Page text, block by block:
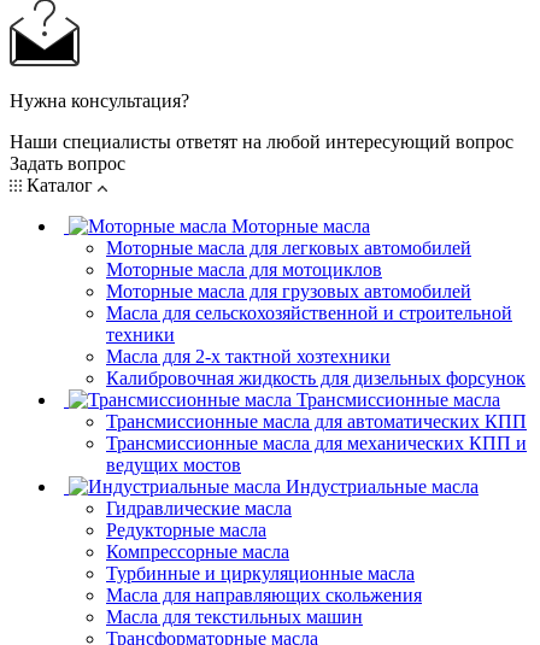
Нужна консультация?
Наши специалисты ответят на любой интересующий вопрос
Задать вопрос
Каталог
Моторные масла
Моторные масла для легковых автомобилей
Моторные масла для мотоциклов
Моторные масла для грузовых автомобилей
Масла для сельскохозяйственной и строительной
техники
Масла для 2-х тактной хозтехники
Калибровочная жидкость для дизельных форсунок
Трансмиссионные масла
Трансмиссионные масла для автоматических КПП
Трансмиссионные масла для механических КПП и
ведущих мостов
Индустриальные масла
Гидравлические масла
Редукторные масла
Компрессорные масла
Турбинные и циркуляционные масла
Масла для направляющих скольжения
Масла для текстильных машин
Трансформаторные масла